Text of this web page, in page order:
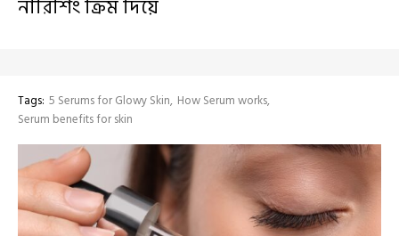
নারিশিং ক্রিম দিয়ে
Tags: 5 Serums for Glowy Skin How Serum works
Serum benefits for skin